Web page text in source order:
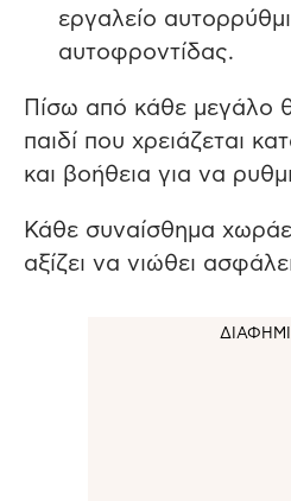
εργαλείο
αυτοφροντίδας.
Πίσω από κάθε μεγάλο
παιδί που χρειάζεται
και βοήθεια για να
Κάθε συναίσθημα
αξίζει να νιώθει